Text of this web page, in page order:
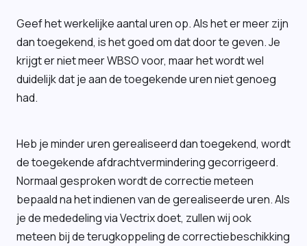
Geef het werkelijke aantal uren op. Als het er meer zijn
dan toegekend, is het goed om dat door te geven. Je
krijgt er niet meer WBSO voor, maar het wordt wel
duidelijk dat je aan de toegekende uren niet genoeg
had.
Heb je minder uren gerealiseerd dan toegekend, wordt
de toegekende afdrachtvermindering gecorrigeerd.
Normaal gesproken wordt de correctie meteen
bepaald na het indienen van de gerealiseerde uren. Als
je de mededeling via Vectrix doet, zullen wij ook
meteen bij de terugkoppeling de correctiebeschikking